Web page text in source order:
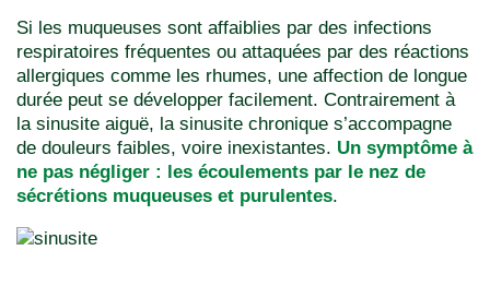
Si les muqueuses sont affaiblies par des infections
respiratoires fréquentes ou attaquées par des réactions
allergiques comme les rhumes, une affection de longue
durée peut se développer facilement. Contrairement à
la sinusite aiguë, la sinusite chronique s’accompagne
de douleurs faibles, voire inexistantes. Un symptôme à
ne pas négliger : les écoulements par le nez de
sécrétions muqueuses et purulentes.